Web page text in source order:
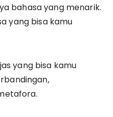
bahasa yang menarik.
yang bisa kamu
yang bisa kamu